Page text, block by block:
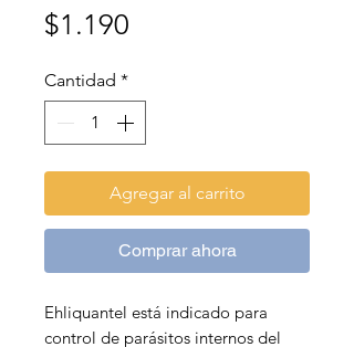
$1.190
Cantidad *
Agregar al carrito
Comprar ahora
Ehliquantel está indicado para
control de parásitos internos del